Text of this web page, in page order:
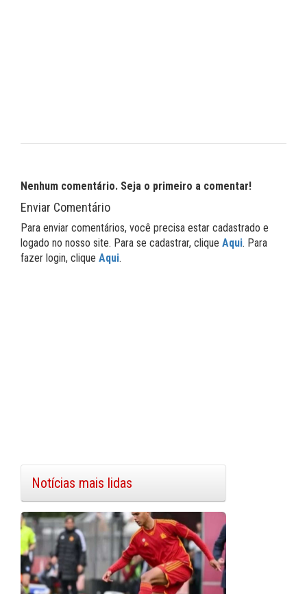
Nenhum comentário. Seja o primeiro a comentar!
Enviar Comentário
Para enviar comentários, você precisa estar cadastrado e
logado no nosso site. Para se cadastrar, clique Aqui. Para
fazer login, clique Aqui.
Notícias mais lidas